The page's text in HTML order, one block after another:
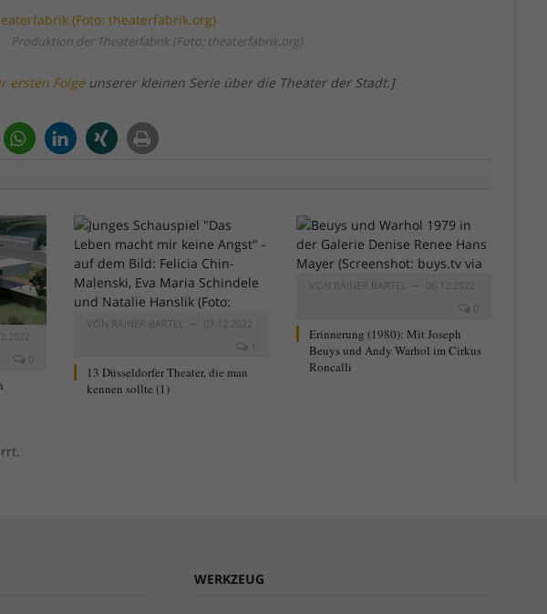
Produktion der Theaterfabrik (Foto: theaterfabrik.org)
ersten Folgeunserer kleinen Serie über die Theater der Stadt.]
0
VON RAINER BARTEL
07.12.2022
1
13 Düsseldorfer Theater, die man
kennen sollte (1)
VON RAINER BARTEL
06.12.2022
0
Erinnerung (1980): Mit Joseph
Beuys und Andy Warhol im Cirkus
Roncalli
WERKZEUG